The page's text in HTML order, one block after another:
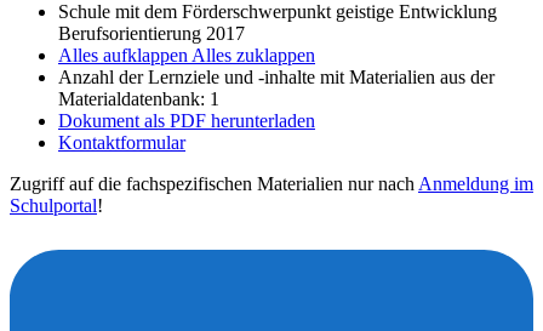
Schule mit dem Förderschwerpunkt geistige Entwicklung
Berufsorientierung 2017
Alles aufklappen Alles zuklappen
Anzahl der Lernziele und -inhalte mit Materialien aus der
Materialdatenbank: 1
Dokument als PDF herunterladen
Kontaktformular
Zugriff auf die fachspezifischen Materialien nur nach Anmeldung im
Schulportal!